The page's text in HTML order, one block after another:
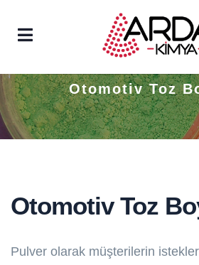
Otomotiv
Otomotiv Toz
Otomotiv Toz
Pulver olarak müşterilerin